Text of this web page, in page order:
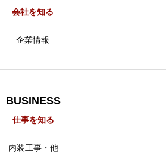
会社を知る
企業情報
BUSINESS
仕事を知る
内装工事・他